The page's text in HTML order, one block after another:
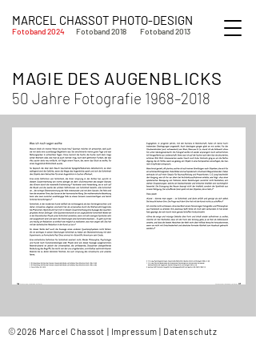
MARCEL CHASSOT PHOTO-DESIGN
MAGIE DES AUGENBLICKS
50 Jahre Fotografie 1968–2018
Fotoband 2024 Fotoband 2018 Fotoband 2013
©2026 Marcel Chassot | Impressum | Datenschutz